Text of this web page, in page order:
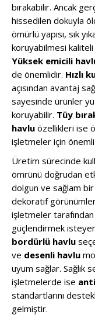
bırakabilir. Ancak
hissedilen dokuyla
ömürlü yapısı, sık
koruyabilmesi
Yüksek emicili
de önemlidir. Hızlı
açısından avantaj
sayesinde ürünler
koruyabilir. Tüy
havlu özellikleri ise
işletmeler için
Üretim sürecinde
ömrünü doğrudan
dolgun ve sağlam bir
dekoratif
işletmeler
güçlendirmek
bordürlü havlu
ve desenli havlu
uyum sağlar. Sağlık
işletmelerde ise
standartlarını
gelmiştir.